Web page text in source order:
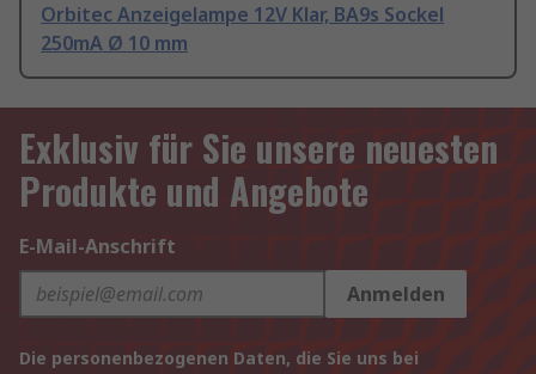
Orbitec Anzeigelampe 12V Klar, BA9s Sockel
250mA Ø 10 mm
Exklusiv für Sie unsere neuesten
Produkte und Angebote
E-Mail-Anschrift
Anmelden
Die personenbezogenen Daten, die Sie uns bei